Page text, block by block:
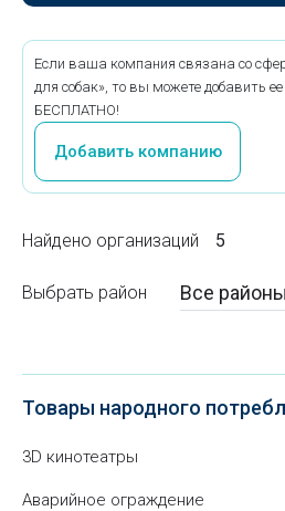
Если ваша компания связана со
для собак», то вы можете добавить
БЕСПЛАТНО!
Добавить компанию
Найдено организаций 5
Выбрать район Все районы
Товары народного
3D кинотеатры
Аварийное ограждение